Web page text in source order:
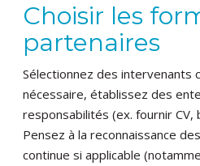
Choisir les
partenaires
Sélectionnez des intervenants
nécessaire, établissez des
responsabilités (ex. fournir CV,
Pensez à la reconnaissance
continue si applicable